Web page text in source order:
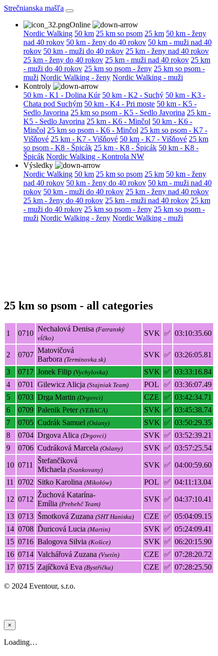
Strečnianska mašľa
Online
Nordic Walking 50 km 25 km so psom 25 km 50 km - ženy
nad 40 rokov 50 km - ženy do 40 rokov 50 km - muži nad 40
rokov 50 km - muži do 40 rokov 25 km - ženy nad 40 rokov
25 km - ženy do 40 rokov 25 km - muži nad 40 rokov 25 km
- muži do 40 rokov 25 km so psom - ženy 25 km so psom -
muži Nordic Walking - ženy Nordic Walking - muži
Kontroly
50 km - K1 - Dolina Kúr 50 km - K2 - Suchý 50 km - K3 -
Chata pod Suchým 50 km - K4 - Pri moste 50 km - K5 -
Sedlo Javorina 25 km so psom - K5 - Sedlo Javorina 25 km -
K5 - Sedlo Javorina 25 km - K6 - Minčol 50 km - K6 -
Minčol 25 km so psom - K6 - Minčol 25 km so psom - K7 -
Višňové 25 km - K7 - Višňové 50 km - K7 - Višňové 25 km
so psom - K8 - Špicák 25 km - K8 - Špicák 50 km - K8 -
Špicák Nordic Walking - Kontrola NW
Výsledky
Nordic Walking 50 km 25 km so psom 25 km 50 km - ženy
nad 40 rokov 50 km - ženy do 40 rokov 50 km - muži nad 40
rokov 50 km - muži do 40 rokov 25 km - ženy nad 40 rokov
25 km - ženy do 40 rokov 25 km - muži nad 40 rokov 25 km
- muži do 40 rokov 25 km so psom - ženy 25 km so psom -
muži Nordic Walking - ženy Nordic Walking - muži
25 km so psom - all categories
1 0710
Nechalová Denisa (Fatranský
vĺčko)
SVK ✅ 03:10:35.60
2 0707
Matovičová
Barbora (Terminovka.sk)
SVK ✅ 03:26:05.81
3 0717 Jonek Filip (Vychylovka) SVK ✅ 03:33:16.84
4
0701 Gilewicz Alicja (Stajniak Team) POL ✅ 03:36:07.49
5
0703 Drga Martin (Drgovci) CZE ✅ 03:42:34.71
6
0709 Palenik Peter (VEBACA) SVK ✅ 03:45:38.74
7
0705 Cudrák Samuel (Oslany) SVK ✅ 03:50:29.35
8
0704 Drgova Alica (Drgovci) SVK ✅ 03:52:39.21
9
0706 Cudráková Marcela (Oslany) SVK ✅ 03:57:25.54
10 0711
Štefančíková
Michaela (Stankovany)
SVK ✅ 04:00:59.60
11 0702 Sitko Karolina (Mikołów) POL ✅ 04:11:13.04
12 0712
Žuchová Katarína-
Emília (Prebehč Team)
SVK ✅ 04:37:10.41
13 0713 Šmotková Zuzana (SHT Haniska) CZE ✅ 05:04:09.15
14 0708 Ďuricová Lucia (Martin) SVK ✅ 05:24:09.41
15 0716 Balogova Silvia (Košice) SVK ✅ 06:20:15.90
16 0714 Valchářová Zuzana (Vsetín) CZE ✅ 07:28:20.72
17 0715 Zajíčková Eva (Bystřička) CZE ✅ 07:28:25.50
© 2024 Eventour, s.r.o.
×
Loading…